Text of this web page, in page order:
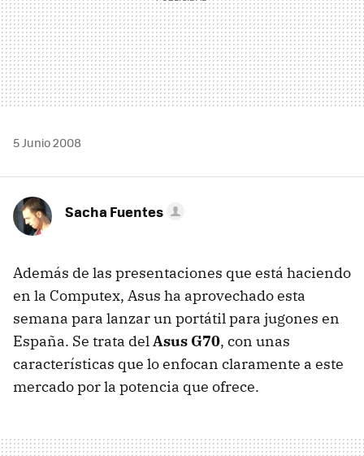
5 Junio 2008
Sacha Fuentes
Además de las presentaciones que está haciendo
en la Computex, Asus ha aprovechado esta
semana para lanzar un portátil para jugones en
España. Se trata delAsus G70, con unas
características que lo enfocan claramente a este
mercado por la potencia que ofrece.